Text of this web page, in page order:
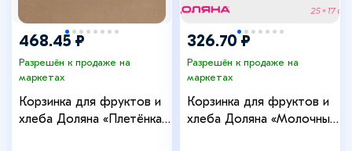
468.45 ₽
Разрешён к продаже на
маркетах
Корзинка для фруктов и
хлеба Доляна «Плетёнка»,
326.70 ₽
Разрешён к продаже на
маркетах
Корзинка для фруктов и
хлеба Доляна «Молочный